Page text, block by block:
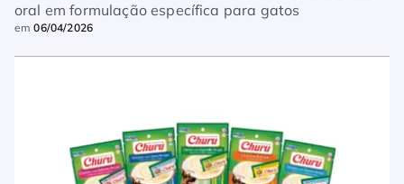
oral em formulação específica para gatos
em06/04/2026